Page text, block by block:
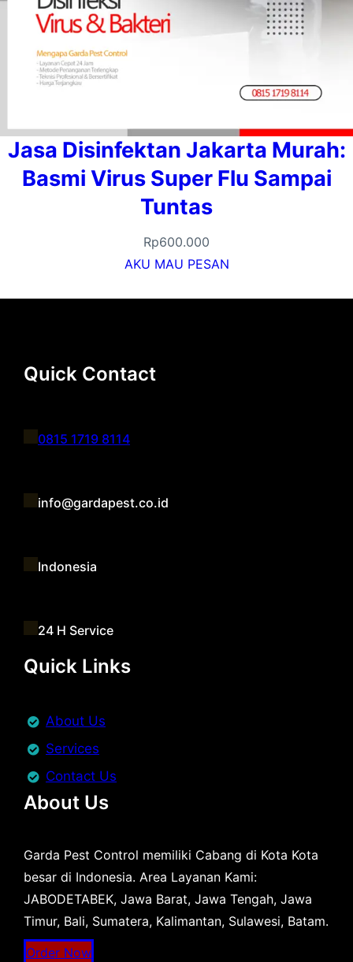
Jasa Disinfektan Jakarta Murah:
Basmi Virus Super Flu Sampai
Tuntas
Rp600.000
AKU MAU PESAN
Quick Contact
0815 1719 8114
info@gardapest.co.id
Indonesia
24 H Service
Quick Links
About Us
Services
Contact Us
About Us
Garda Pest Control memiliki Cabang di Kota Kota
besar di Indonesia. Area Layanan Kami:
JABODETABEK, Jawa Barat, Jawa Tengah, Jawa
Timur, Bali, Sumatera, Kalimantan, Sulawesi, Batam.
Order Now